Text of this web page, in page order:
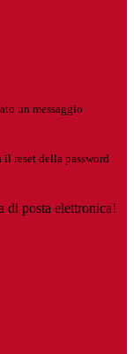
un messaggio
reset della password
di posta elettronica!